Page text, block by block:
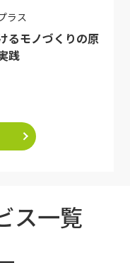
ラス
るモノづくりの原
践
ス一覧